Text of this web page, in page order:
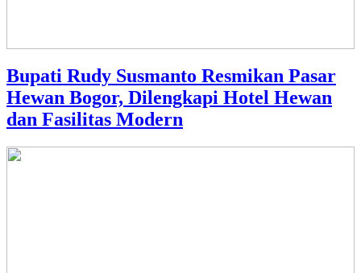
Bupati Rudy Susmanto Resmikan Pasar
Hewan Bogor, Dilengkapi Hotel Hewan
dan Fasilitas Modern